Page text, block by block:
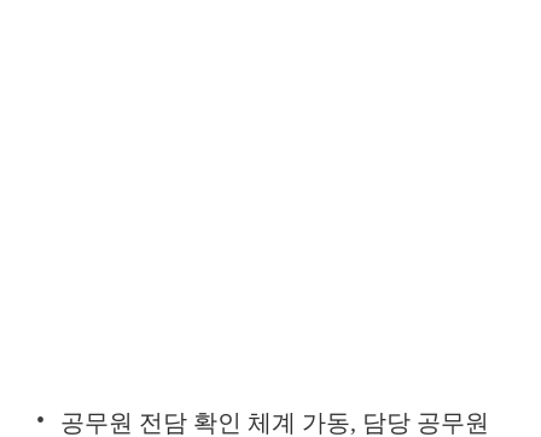
공무원 전담 확인 체계 가동, 담당 공무원